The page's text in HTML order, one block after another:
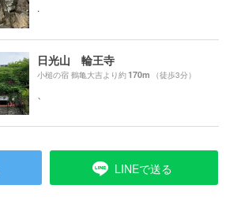
.
日光山 輪王寺
小槌の宿 鶴亀大吉より約170m （徒歩3分）
LINEで送る